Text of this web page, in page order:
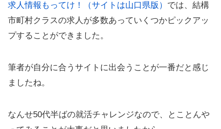
求人情報もってけ！（サイトは山口県版） では、結構
市町村クラスの求人が多数あっていくつかピックアッ
プすることができました。
筆者が自分に合うサイトに出会うことが一番だと感じ
ましたね。
なんせ50代半ばの就活チャレンジなので、とことんや